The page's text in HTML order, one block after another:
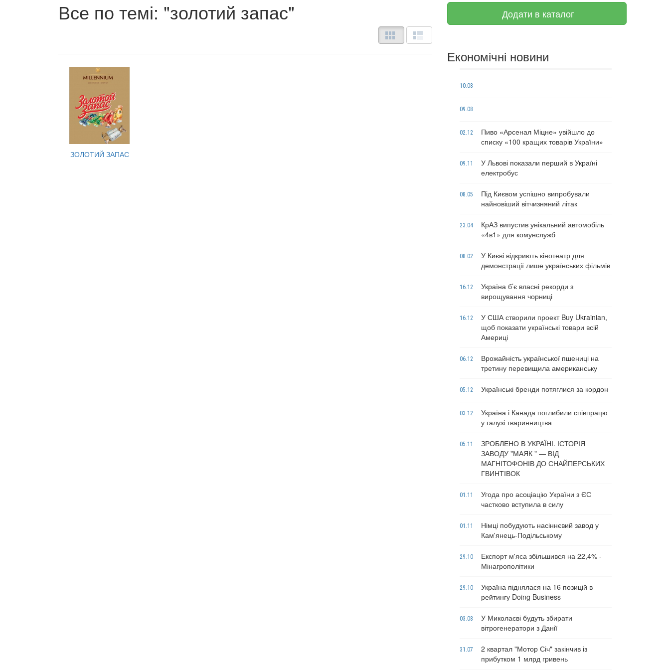
Все по темі: "золотий запас"
ЗОЛОТИЙ ЗАПАС
Додати в каталог
Економічні новини
10.08
09.08
02.12
Пиво «Арсенал Міцне» увійшло до
списку «100 кращих товарів України»
09.11
У Львові показали перший в Україні
електробус
08.05
Під Києвом успішно випробували
найновіший вітчизняний літак
23.04
КрАЗ випустив унікальний автомобіль
«4в1» для комунслужб
08.02
У Києві відкриють кінотеатр для
демонстрації лише українських фільмів
16.12
Україна б’є власні рекорди з
вирощування чорниці
16.12
У США створили проект Buy Ukrainian,
щоб показати українські товари всій
Америці
06.12
Врожайність української пшениці на
третину перевищила американську
05.12 Українські бренди потяглися за кордон
03.12
Україна і Канада поглибили співпрацю
у галузі тваринництва
05.11
ЗРОБЛЕНО В УКРАЇНІ. ІСТОРІЯ
ЗАВОДУ "МАЯК " — ВІД
МАГНІТОФОНІВ ДО СНАЙПЕРСЬКИХ
ГВИНТІВОК
01.11
Угода про асоціацію України з ЄС
частково вступила в силу
01.11
Німці побудують насіннєвий завод у
Кам'янець-Подільському
29.10
Експорт м'яса збільшився на 22,4% -
Мінагрополітики
29.10
Україна піднялася на 16 позицій в
рейтингу Doing Business
03.08
У Миколаєві будуть збирати
вітрогенератори з Данії
31.07
2 квартал "Мотор Січ" закінчив із
прибутком 1 млрд гривень